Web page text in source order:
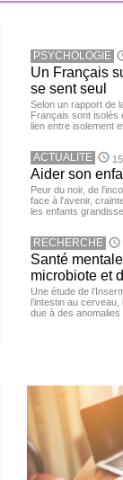
PSYCHOLOGIE
Un Français
se sent seul
Selon un rapport de
Français sont isolés
lien entre isolement
ACTUALITE
Aider son
Peur du noir, de
face à l'avenir,
les enfants
RECHERCHE
Santé
microbiote et
Une étude de
l’intestin au
due à des